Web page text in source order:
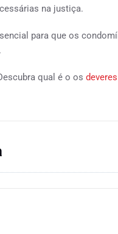
na justiça.
para que os
qual é o os